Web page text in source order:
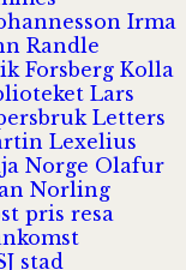
Irma
Randle
Forsberg Kolla
Lars
Letters
Lexelius
Norge Olafur
Norling
pris resa
stad